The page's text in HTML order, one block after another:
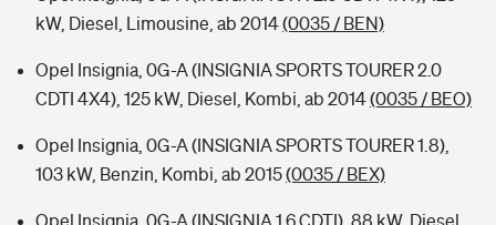
kW, Diesel, Limousine, ab 2014(0035 / BEN)
Opel Insignia, 0G-A (INSIGNIA SPORTS TOURER 2.0
CDTI 4X4), 125 kW, Diesel, Kombi, ab 2014(0035 / BEO)
Opel Insignia, 0G-A (INSIGNIA SPORTS TOURER 1.8),
103 kW, Benzin, Kombi, ab 2015(0035 / BEX)
Opel Insignia, 0G-A (INSIGNIA 1.6 CDTI), 88 kW, Diesel,